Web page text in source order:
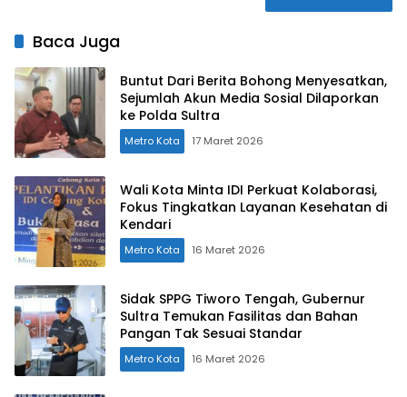
Baca Juga
Buntut Dari Berita Bohong Menyesatkan,
Sejumlah Akun Media Sosial Dilaporkan
ke Polda Sultra
Metro Kota 17 Maret 2026
Wali Kota Minta IDI Perkuat Kolaborasi,
Fokus Tingkatkan Layanan Kesehatan di
Kendari
Metro Kota 16 Maret 2026
Sidak SPPG Tiworo Tengah, Gubernur
Sultra Temukan Fasilitas dan Bahan
Pangan Tak Sesuai Standar
Metro Kota 16 Maret 2026